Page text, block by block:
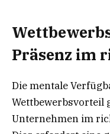
Präsenz im
Die mentale
Wettbewerbsvorteil
Unternehmen im